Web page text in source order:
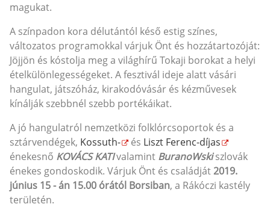
magukat.
A színpadon kora délutántól késő estig színes,
változatos programokkal várjuk Önt és hozzátartozóját:
Jöjjön és kóstolja meg a világhírű Tokaji borokat a helyi
ételkülönlegességeket. A fesztivál ideje alatt vásári
hangulat, játszóház, kirakodóvásár és kézművesek
kínálják szebbnél szebb portékáikat.
A jó hangulatról nemzetközi folklórcsoportok és a
sztárvendégek, Kossuth- és Liszt Ferenc-díjas
énekesnő KOVÁCS KATIvalamint BuranoWskiszlovák
énekes gondoskodik. Várjuk Önt és családját2019.
június 15 - án 15.00 órától Borsiban, a Rákóczi kastély
területén.